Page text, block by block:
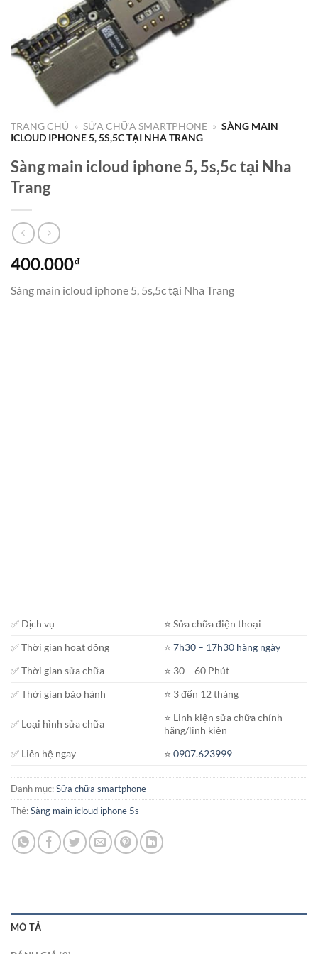
TRANG CHỦ » SỬA CHỮA SMARTPHONE » SÀNG MAIN
ICLOUD IPHONE 5, 5S,5C TẠI NHA TRANG
Sàng main icloud iphone 5, 5s,5c tại Nha
Trang
400.000₫
Sàng main icloud iphone 5, 5s,5c tại Nha Trang
✅ Dịch vụ
⭐️ Sửa chữa điện thoại
✅ Thời gian hoạt động
⭐️7h30 – 17h30 hàng ngày
✅ Thời gian sửa chữa
⭐️ 30 – 60 Phút
✅ Thời gian bảo hành
⭐️ 3 đến 12 tháng
✅ Loại hình sửa chữa
⭐️ Linh kiện sửa chữa chính
hãng/linh kiện
✅ Liên hệ ngay
⭐️0907.623999
Danh mục:Sửa chữa smartphone
Thẻ:Sàng main icloud iphone 5s
MÔ TẢ